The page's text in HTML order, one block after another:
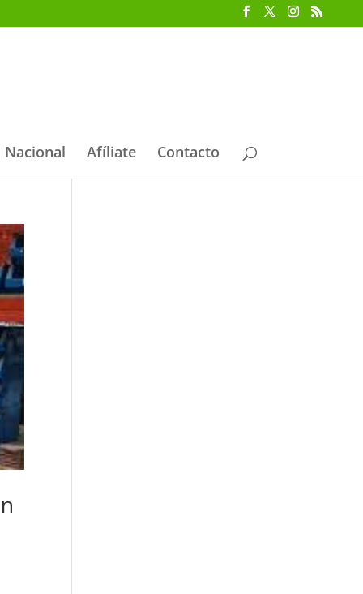
Nacional Afíliate Contacto